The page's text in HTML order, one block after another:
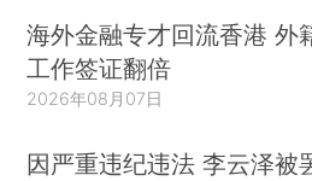
海外金融专才回流香港 外
工作签证翻倍
2026年08月07日
因严重违纪违法 李云泽被